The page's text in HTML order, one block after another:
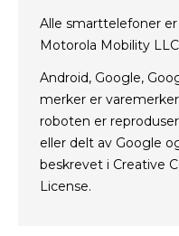
Alle smarttelefoner
Motorola Mobility
Android, Google,
merker er
roboten er
eller delt av Google
beskrevet i Creative
License.